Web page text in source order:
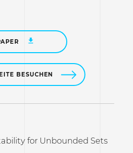
BESUCHEN
for Unbounded Sets